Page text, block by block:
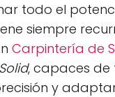
todo el
siempre
Carpintería de
, capaces
y